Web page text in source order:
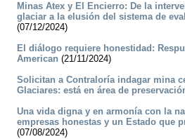
Minas Atex y El Encierro: De la
glaciar a la elusión del sistema de
(07/12/2024)
El diálogo requiere honestidad:
American (21/11/2024)
Solicitan a Contraloría indagar mina
Glaciares: está en área de
Una vida digna y en armonía con la
empresas honestas y un Estado que
(07/08/2024)